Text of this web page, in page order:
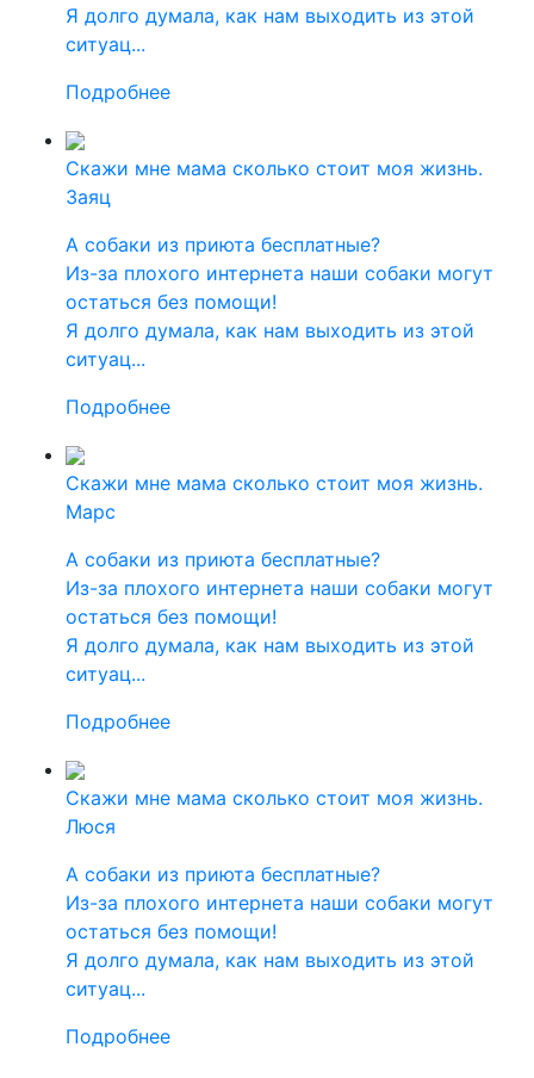
Я долго думала, как нам выходить из этой
ситуац...
Подробнее
Скажи мне мама сколько стоит моя жизнь.
Заяц
А собаки из приюта бесплатные?
Из-за плохого интернета наши собаки могут
остаться без помощи!
Я долго думала, как нам выходить из этой
ситуац...
Подробнее
Скажи мне мама сколько стоит моя жизнь.
Марс
А собаки из приюта бесплатные?
Из-за плохого интернета наши собаки могут
остаться без помощи!
Я долго думала, как нам выходить из этой
ситуац...
Подробнее
Скажи мне мама сколько стоит моя жизнь.
Люся
А собаки из приюта бесплатные?
Из-за плохого интернета наши собаки могут
остаться без помощи!
Я долго думала, как нам выходить из этой
ситуац...
Подробнее